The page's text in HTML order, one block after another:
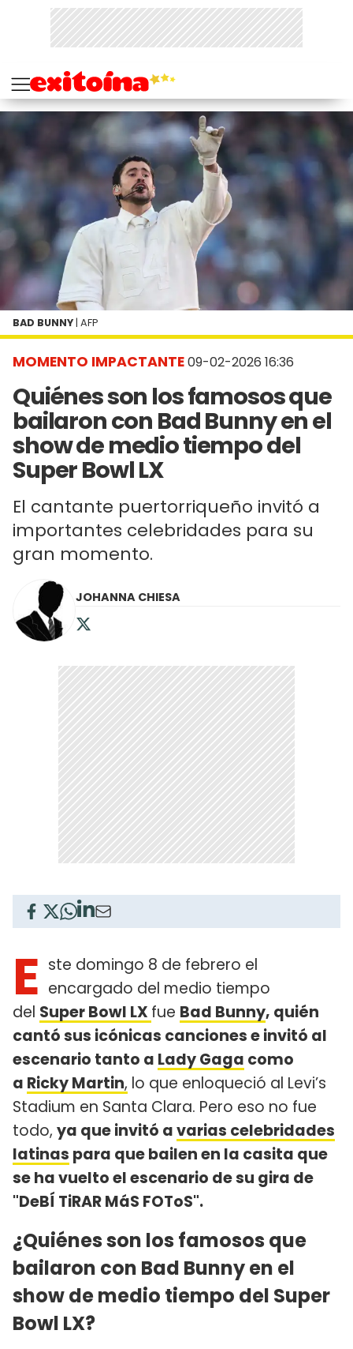
MOMENTO IMPACTANTE09-02-2026 16:36
Quiénes son los famosos que
bailaron con Bad Bunny en el
show de medio tiempo del
Super Bowl LX
El cantante puertorriqueño invitó a
importantes celebridades para su
gran momento.
BAD BUNNY| AFP
JOHANNA CHIESA
E ste domingo 8 de febrero el
encargado del medio tiempo
del Super Bowl LX fue Bad Bunny, quién
cantó sus icónicas canciones e invitó al
escenario tanto a Lady Gaga como
a Ricky Martin, lo que enloqueció al Levi’s
Stadium en Santa Clara. Pero eso no fue
todo, ya que invitó avarias celebridades
latinas para que bailen en la casita que
se ha vuelto el escenario de su gira de
"DeBÍ TiRAR MáS FOToS".
¿Quiénes son los famosos que
bailaron con Bad Bunny en el
show de medio tiempo del Super
Bowl LX?